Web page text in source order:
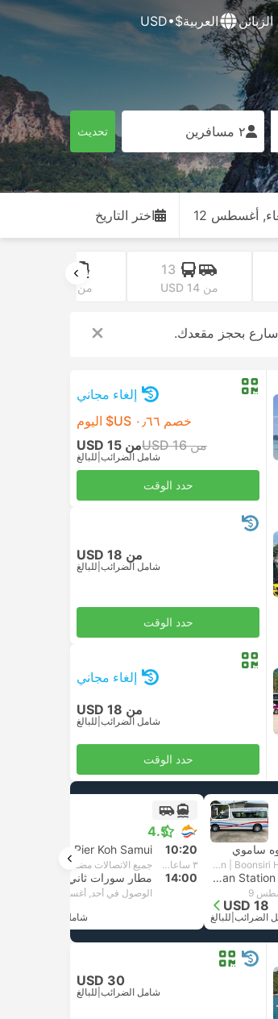
العربية$•USD
٢ مسافرين تحديث
أغسطس 12 اختر التاريخ
13
من USD 14 من USD 15
سارع بحجز مقعدك.
إلغاء مجاني
خصم ٠٫٦٦ US$ اليوم
من USD 16
من USD 15
شامل الضرائب للبالغ
حدد الوقت
من USD 18
شامل الضرائب للبالغ
حدد الوقت
إلغاء مجاني
من USD 18
شامل الضرائب للبالغ
حدد الوقت
+1
ساموي
Van + Catamaran | Boonsiri High Speed Ferries
Van Station Kaset Market 2, سورات ثاني
9
USD 18
الضرائب للبالغ
4.5
10:20
٣ ساعات و‫40 دقائق جميع الاتصالات مضمونة
14:00 مطار سورات ثاني
الوصول في أحد, أغسطس 9
شامل الضرائب
USD 30
شامل الضرائب للبالغ